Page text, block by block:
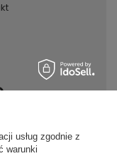
usług zgodnie z
warunki